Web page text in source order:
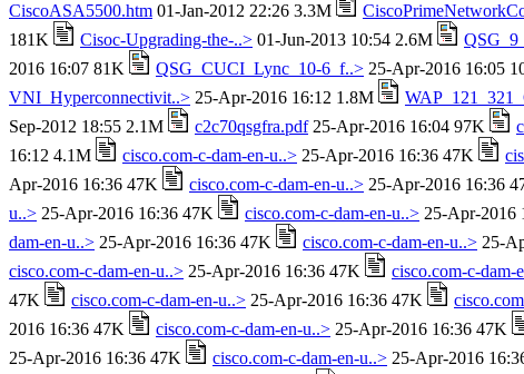
CiscoASA5500.htm 01-Jan-2012 22:26 3.3M
181K
Cisoc-Upgrading-the-..> 01-Jun-2013 10:54 2.6M
2016 16:07 81K
QSG_CUCI_Lync_10-6_f..> 25-Apr-2016 16:05
VNI_Hyperconnectivit..> 25-Apr-2016 16:12 1.8M
Sep-2012 18:55 2.1M
c2c70qsgfra.pdf25-Apr-2016 16:04 97K
16:12 4.1M
cisco.com-c-dam-en-u..> 25-Apr-2016 16:36 47K
Apr-2016 16:36 47K
cisco.com-c-dam-en-u..> 25-Apr-2016 16:36
u..> 25-Apr-2016 16:36 47K cisco.com-c-dam-en-u..> 25-Apr-2016
dam-en-u..> 25-Apr-2016 16:36 47K cisco.com-c-dam-en-u..> 25-
cisco.com-c-dam-en-u..> 25-Apr-2016 16:36 47K cisco.com-c-dam-
47K
cisco.com-c-dam-en-u..> 25-Apr-2016 16:36 47K
2016 16:36 47K
cisco.com-c-dam-en-u..> 25-Apr-2016 16:36 47K
25-Apr-2016 16:36 47K
cisco.com-c-dam-en-u..> 25-Apr-2016